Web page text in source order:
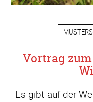
Vortrag
Es gibt auf der